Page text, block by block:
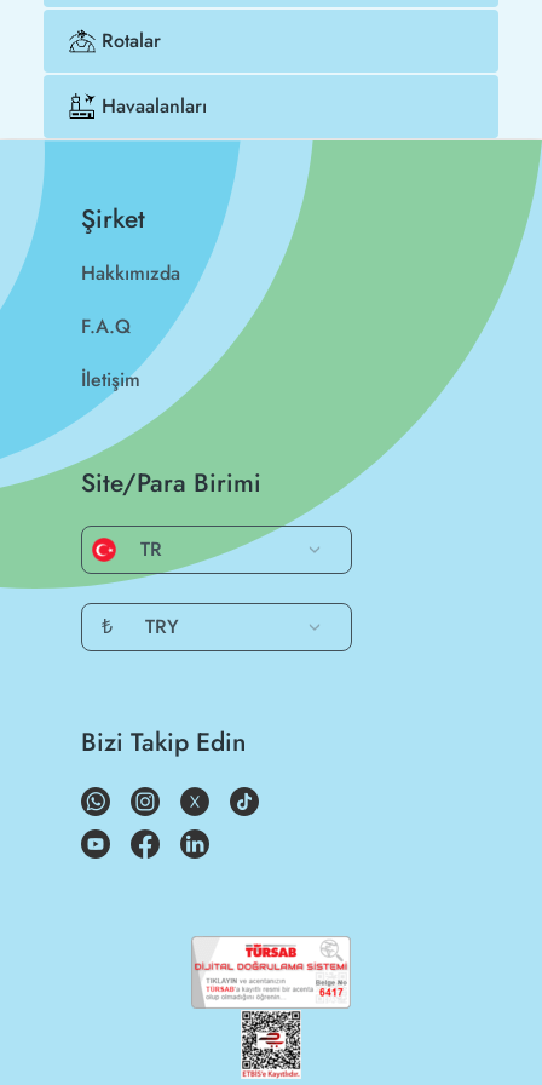
Rotalar
Havaalanları
Şirket
Hakkımızda
F.A.Q
İletişim
Site/Para Birimi
TR
₺ TRY
Bizi Takip Edin